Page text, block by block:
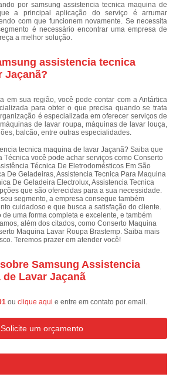
por samsung assistencia tecnica maquina de
a principal aplicação do serviço é arrumar
com que funcionem novamente. Se necessita
é necessário encontrar uma empresa de
a melhor solução.
assistencia tecnica
Jaçanã?
em sua região, você pode contar com a Antártica
para obter o que precisa quando se trata
é especializada em oferecer serviços de
de lavar roupa, máquinas de lavar louça,
balcão, entre outras especialidades.
tecnica maquina de lavar Jaçanã? Saiba que
Técnica você pode achar serviços como Conserto
Técnica De Eletrodomésticos Em São
De Geladeiras, Assistencia Tecnica Para Maquina
De Geladeira Electrolux, Assistencia Tecnica
que são oferecidas para a sua necessidade.
segmento, a empresa consegue também
cuidadoso e que busca a satisfação do cliente.
de uma forma completa e excelente, e também
além dos citados, como Conserto Maquina
Maquina Lavar Roupa Brastemp. Saiba mais
Teremos prazer em atender você!
Samsung Assistencia
Lavar Jaçanã
ou clique aqui e entre em contato por email.
Solicite um orçamento